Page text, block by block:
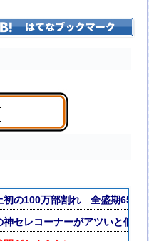
初の100万部割れ 全盛期653
神セレコーナーがアツいと個